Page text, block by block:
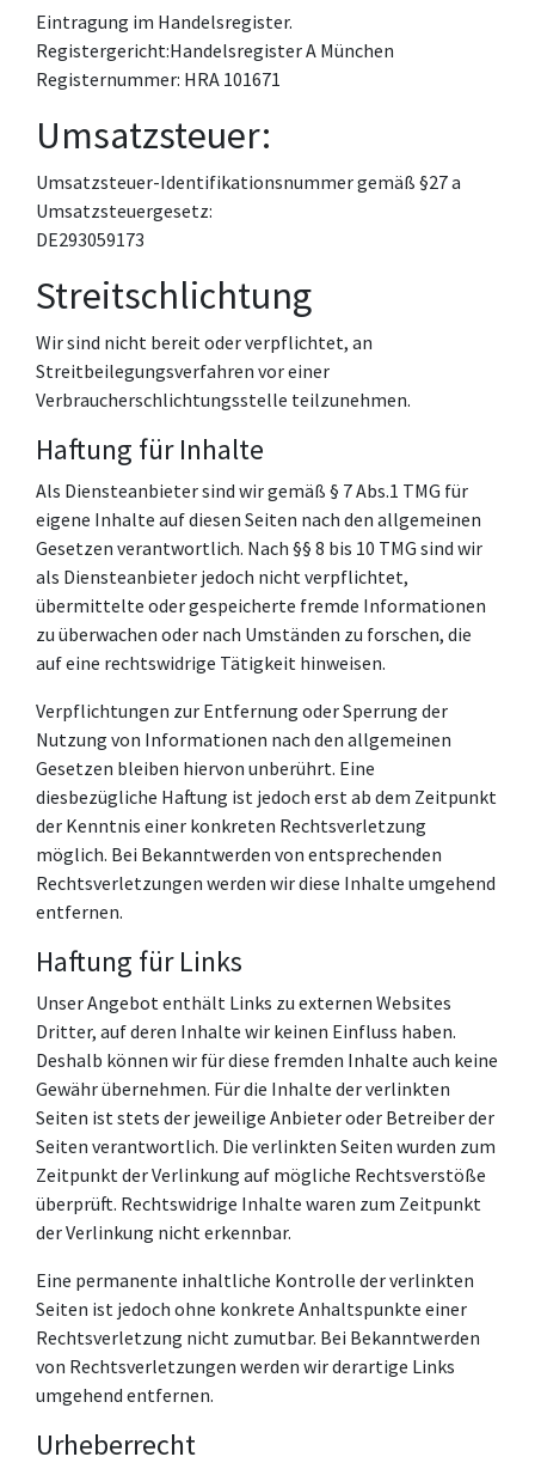
Eintragung im Handelsregister.
Registergericht:Handelsregister A München
Registernummer: HRA 101671
Umsatzsteuer:
Umsatzsteuer-Identifikationsnummer gemäß §27 a
Umsatzsteuergesetz:
DE293059173
Streitschlichtung
Wir sind nicht bereit oder verpflichtet, an
Streitbeilegungsverfahren vor einer
Verbraucherschlichtungsstelle teilzunehmen.
Haftung für Inhalte
Als Diensteanbieter sind wir gemäß § 7 Abs.1 TMG für
eigene Inhalte auf diesen Seiten nach den allgemeinen
Gesetzen verantwortlich. Nach §§ 8 bis 10 TMG sind wir
als Diensteanbieter jedoch nicht verpflichtet,
übermittelte oder gespeicherte fremde Informationen
zu überwachen oder nach Umständen zu forschen, die
auf eine rechtswidrige Tätigkeit hinweisen.
Verpflichtungen zur Entfernung oder Sperrung der
Nutzung von Informationen nach den allgemeinen
Gesetzen bleiben hiervon unberührt. Eine
diesbezügliche Haftung ist jedoch erst ab dem Zeitpunkt
der Kenntnis einer konkreten Rechtsverletzung
möglich. Bei Bekanntwerden von entsprechenden
Rechtsverletzungen werden wir diese Inhalte umgehend
entfernen.
Haftung für Links
Unser Angebot enthält Links zu externen Websites
Dritter, auf deren Inhalte wir keinen Einfluss haben.
Deshalb können wir für diese fremden Inhalte auch keine
Gewähr übernehmen. Für die Inhalte der verlinkten
Seiten ist stets der jeweilige Anbieter oder Betreiber der
Seiten verantwortlich. Die verlinkten Seiten wurden zum
Zeitpunkt der Verlinkung auf mögliche Rechtsverstöße
überprüft. Rechtswidrige Inhalte waren zum Zeitpunkt
der Verlinkung nicht erkennbar.
Eine permanente inhaltliche Kontrolle der verlinkten
Seiten ist jedoch ohne konkrete Anhaltspunkte einer
Rechtsverletzung nicht zumutbar. Bei Bekanntwerden
von Rechtsverletzungen werden wir derartige Links
umgehend entfernen.
Urheberrecht